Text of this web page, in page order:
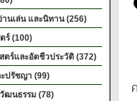
นเล่น และนิทาน (256)
ร์ (100)
ตร์และอัตชีวประวัติ (372)
ปรัชญา (99)
ฒนธรรม (78)